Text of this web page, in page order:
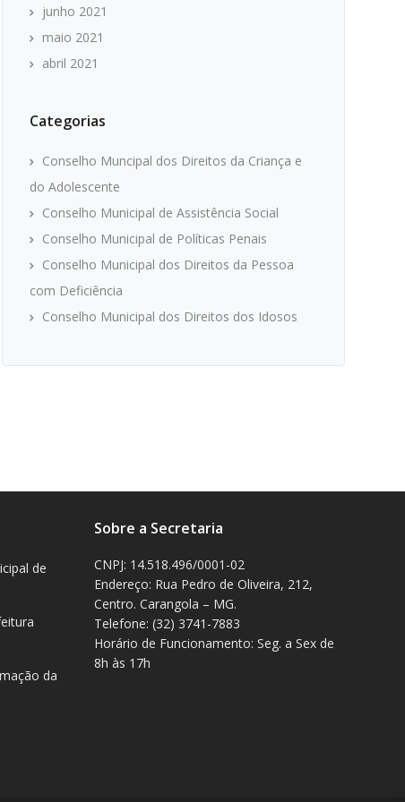
junho 2021
maio 2021
abril 2021
Categorias
Conselho Muncipal dos Direitos da Criança e
do Adolescente
Conselho Municipal de Assistência Social
Conselho Municipal de Políticas Penais
Conselho Municipal dos Direitos da Pessoa
com Deficiência
Conselho Municipal dos Direitos dos Idosos
de
da
Sobre a Secretaria
CNPJ: 14.518.496/0001-02
Endereço: Rua Pedro de Oliveira, 212,
Centro. Carangola – MG.
Telefone: (32) 3741-7883
Horário de Funcionamento: Seg. a Sex de
8h às 17h